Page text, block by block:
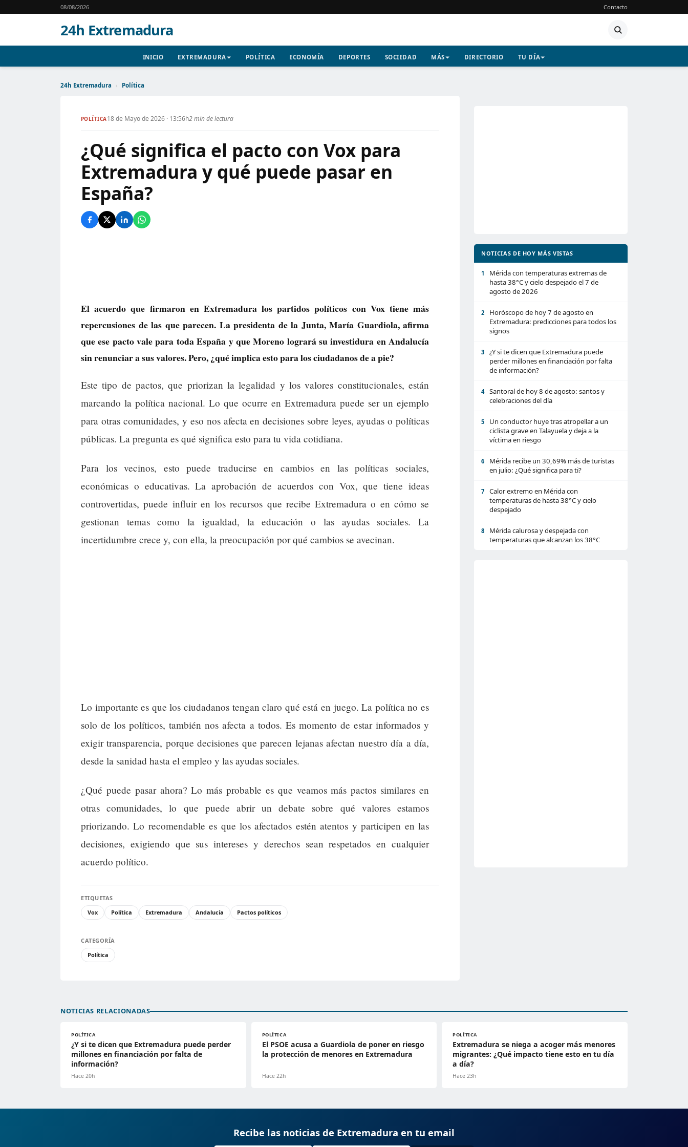
08/08/2026 Contacto
24h Extremadura
INICIO EXTREMADURA POLÍTICA ECONOMÍA DEPORTES SOCIEDAD MÁS DIRECTORIO TU DÍA
24h Extremadura › Política
POLÍTICA18 de Mayo de 2026 · 13:56h2 min de lectura
¿Qué significa el pacto con Vox para
Extremadura y qué puede pasar en
España?
El acuerdo que firmaron en Extremadura los partidos políticos con Vox tiene más
repercusiones de las que parecen. La presidenta de la Junta, María Guardiola, afirma
que ese pacto vale para toda España y que Moreno logrará su investidura en Andalucía
sin renunciar a sus valores. Pero, ¿qué implica esto para los ciudadanos de a pie?
Este tipo de pactos, que priorizan la legalidad y los valores constitucionales, están
marcando la política nacional. Lo que ocurre en Extremadura puede ser un ejemplo
para otras comunidades, y eso nos afecta en decisiones sobre leyes, ayudas o políticas
públicas. La pregunta es qué significa esto para tu vida cotidiana.
Para los vecinos, esto puede traducirse en cambios en las políticas sociales,
económicas o educativas. La aprobación de acuerdos con Vox, que tiene ideas
controvertidas, puede influir en los recursos que recibe Extremadura o en cómo se
gestionan temas como la igualdad, la educación o las ayudas sociales. La
incertidumbre crece y, con ella, la preocupación por qué cambios se avecinan.
Lo importante es que los ciudadanos tengan claro qué está en juego. La política no es
solo de los políticos, también nos afecta a todos. Es momento de estar informados y
exigir transparencia, porque decisiones que parecen lejanas afectan nuestro día a día,
desde la sanidad hasta el empleo y las ayudas sociales.
¿Qué puede pasar ahora? Lo más probable es que veamos más pactos similares en
otras comunidades, lo que puede abrir un debate sobre qué valores estamos
priorizando. Lo recomendable es que los afectados estén atentos y participen en las
decisiones, exigiendo que sus intereses y derechos sean respetados en cualquier
acuerdo político.
ETIQUETAS
Vox
Política Extremadura Andalucía Pactos políticos
CATEGORÍA
Política
NOTICIAS DE HOY MÁS VISTAS
1
Mérida con temperaturas extremas de
hasta 38°C y cielo despejado el 7 de
agosto de 2026
2
Horóscopo de hoy 7 de agosto en
Extremadura: predicciones para todos los
signos
3
¿Y si te dicen que Extremadura puede
perder millones en financiación por falta
de información?
4
Santoral de hoy 8 de agosto: santos y
celebraciones del día
5
Un conductor huye tras atropellar a un
ciclista grave en Talayuela y deja a la
víctima en riesgo
6
Mérida recibe un 30,69% más de turistas
en julio: ¿Qué significa para ti?
7
Calor extremo en Mérida con
temperaturas de hasta 38°C y cielo
despejado
8
Mérida calurosa y despejada con
temperaturas que alcanzan los 38°C
NOTICIAS RELACIONADAS
POLÍTICA
¿Y si te dicen que Extremadura puede perder
millones en financiación por falta de
información?
Hace 20h
POLÍTICA
El PSOE acusa a Guardiola de poner en riesgo
la protección de menores en Extremadura
Hace 22h
POLÍTICA
Extremadura se niega a acoger más menores
migrantes: ¿Qué impacto tiene esto en tu día
a día?
Hace 23h
Recibe las noticias de Extremadura en tu email